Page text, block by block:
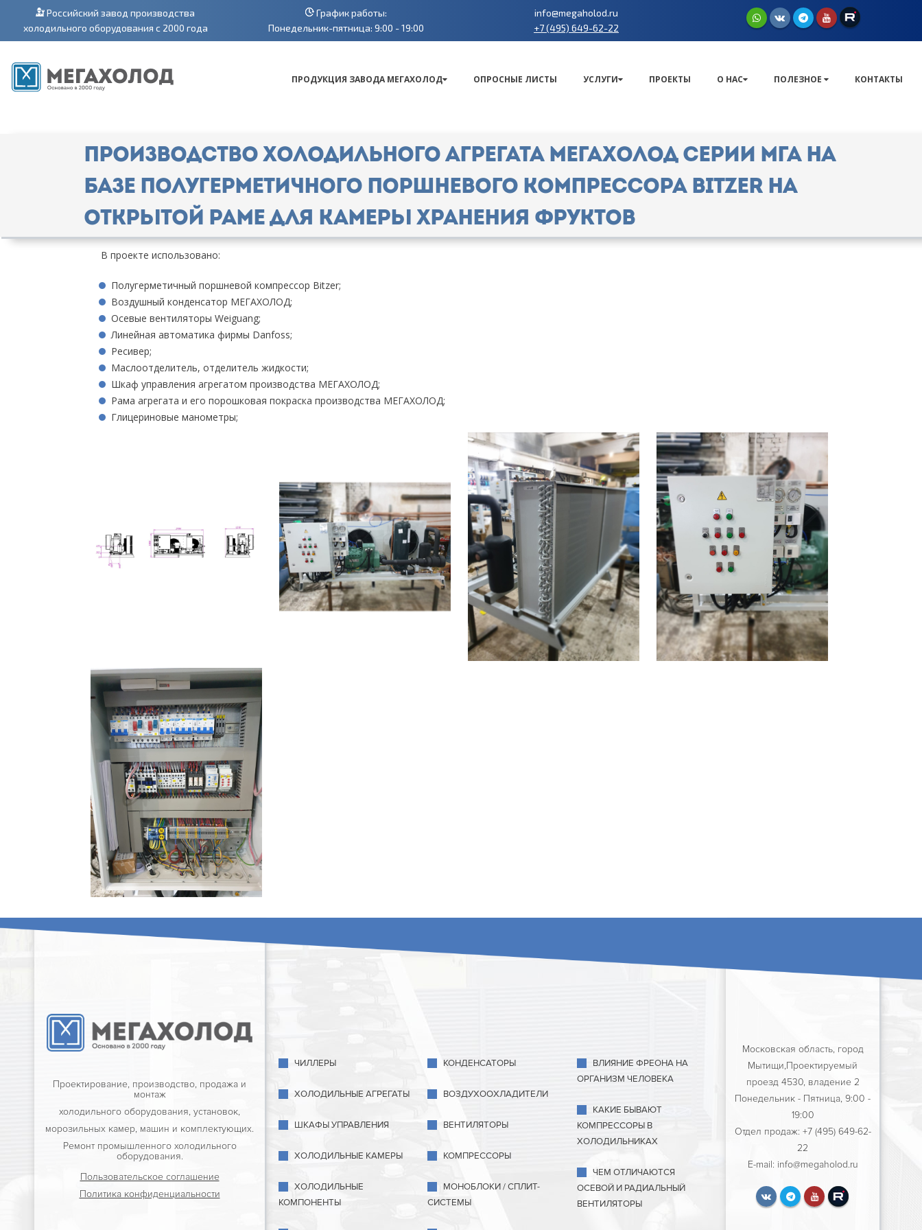
Российский завод производства
холодильного оборудования с 2000 года
График работы:
Понедельник-пятница: 9:00 - 19:00
info@megaholod.ru
+7 (495) 649-62-22
ПРОДУКЦИЯ ЗАВОДА МЕГАХОЛОД ОПРОСНЫЕ ЛИСТЫ УСЛУГИ ПРОЕКТЫ О НАС ПОЛЕЗНОЕ КОНТАКТЫ
Производство холодильного агрегата МЕГАХОЛОД серии МГА на
базе полугерметичного поршневого компрессора Bitzer на
открытой раме для камеры хранения фруктов
В проекте использовано:
Полугерметичный поршневой компрессор Bitzer;
Воздушный конденсатор МЕГАХОЛОД;
Осевые вентиляторы Weiguang;
Линейная автоматика фирмы Danfoss;
Ресивер;
Маслоотделитель, отделитель жидкости;
Шкаф управления агрегатом производства МЕГАХОЛОД;
Рама агрегата и его порошковая покраска производства МЕГАХОЛОД;
Глицериновые манометры;
Проектирование, производство, продажа и
монтаж
холодильного оборудования, установок,
морозильных камер, машин и комплектующих.
Ремонт промышленного холодильного
оборудования.
Пользовательское соглашение
Политика конфиденциальности
ЧИЛЛЕРЫ
ХОЛОДИЛЬНЫЕ АГРЕГАТЫ
ШКАФЫ УПРАВЛЕНИЯ
ХОЛОДИЛЬНЫЕ КАМЕРЫ
ХОЛОДИЛЬНЫЕ
КОМПОНЕНТЫ
КОНДЕНСАТОРЫ
ВОЗДУХООХЛАДИТЕЛИ
ВЕНТИЛЯТОРЫ
КОМПРЕССОРЫ
МОНОБЛОКИ / СПЛИТ-
СИСТЕМЫ
ВЛИЯНИЕ ФРЕОНА НА
ОРГАНИЗМ ЧЕЛОВЕКА
КАКИЕ БЫВАЮТ
КОМПРЕССОРЫ В
ХОЛОДИЛЬНИКАХ
ЧЕМ ОТЛИЧАЮТСЯ
ОСЕВОЙ И РАДИАЛЬНЫЙ
ВЕНТИЛЯТОРЫ
Московская область, город
Мытищи,Проектируемый
проезд 4530, владение 2
Понедельник - Пятница, 9:00 -
19:00
Отдел продаж: +7 (495) 649-62-
22
E-mail: info@megaholod.ru